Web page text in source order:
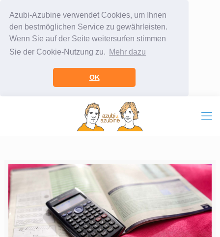
Azubi-Azubine verwendet Cookies, um Ihnen
den bestmöglichen Service zu gewährleisten.
Wenn Sie auf der Seite weitersurfen stimmen
Sie der Cookie-Nutzung zu. Mehr dazu
OK